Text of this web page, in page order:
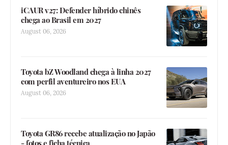
iCAUR v27: Defender híbrido chinês
chega ao Brasil em 2027
August 06, 2026
Toyota bZ Woodland chega à linha 2027
com perfil aventureiro nos EUA
August 06, 2026
Toyota GR86 recebe atualização no Japão
- fotos e ficha técnica